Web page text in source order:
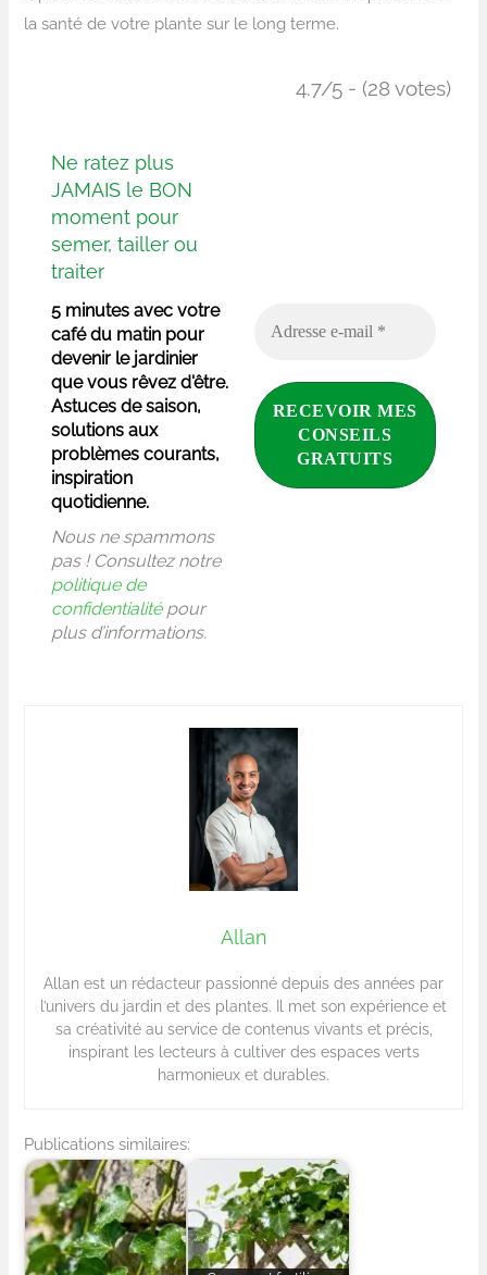
la santé de votre plante sur le long terme.
4.7/5 - (28 votes)
Ne ratez plus
JAMAIS le BON
moment pour
semer, tailler ou
traiter
5 minutes avec votre
café du matin pour
devenir le jardinier
que vous rêvez d'être.
Astuces de saison,
solutions aux
problèmes courants,
inspiration
quotidienne.
Nous ne spammons
pas ! Consultez notre
politique de
confidentialitépour
plus d’informations.
Allan
Allan est un rédacteur passionné depuis des années par
l’univers du jardin et des plantes. Il met son expérience et
sa créativité au service de contenus vivants et précis,
inspirant les lecteurs à cultiver des espaces verts
harmonieux et durables.
Publications similaires: